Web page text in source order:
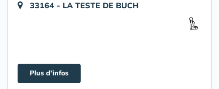
33164 - LA TESTE DE BUCH
Plus d'infos